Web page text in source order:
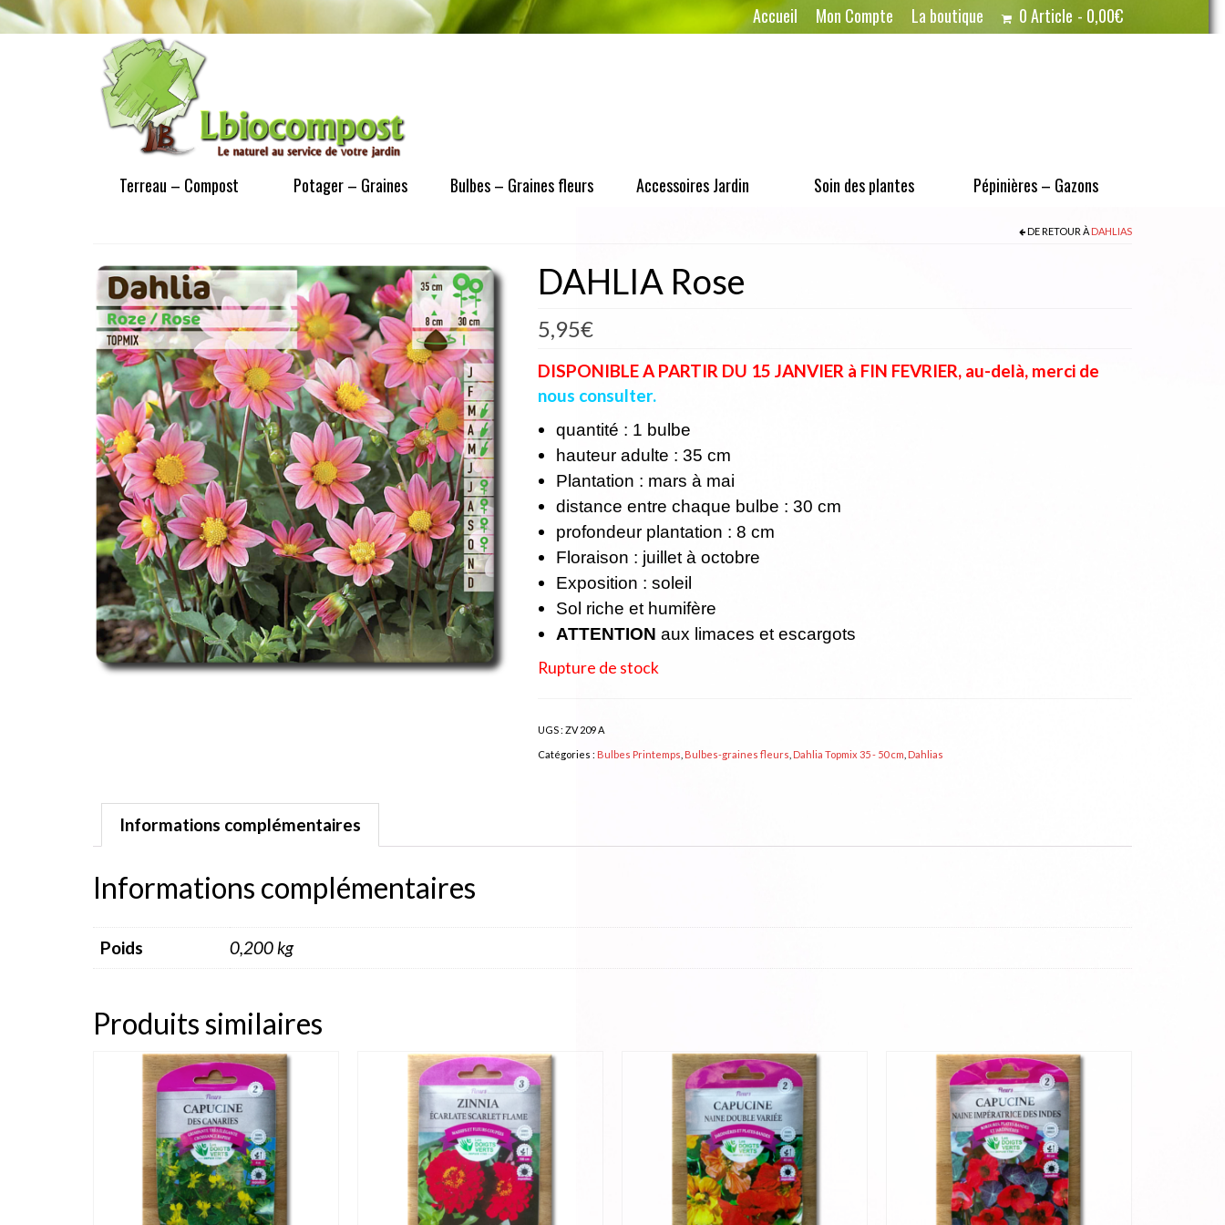
Accueil Mon Compte La boutique 0 Article 0,00€
Terreau – Compost Potager – Graines Bulbes – Graines fleurs Accessoires Jardin Soin des plantes Pépinières – Gazons
DE RETOUR À DAHLIAS
DAHLIA Rose
5,95€
DISPONIBLE A PARTIR DU 15 JANVIER à FIN FEVRIER, au-delà, merci de
nous consulter.
quantité : 1 bulbe
hauteur adulte : 35 cm
Plantation : mars à mai
distance entre chaque bulbe : 30 cm
profondeur plantation : 8 cm
Floraison : juillet à octobre
Exposition : soleil
Sol riche et humifère
ATTENTION aux limaces et escargots
Rupture de stock
UGS : ZV 209 A
Catégories : Bulbes Printemps Bulbes-graines fleurs Dahlia Topmix 35 - 50 cm Dahlias
Informations complémentaires
Informations complémentaires
Poids 0,200 kg
Produits similaires